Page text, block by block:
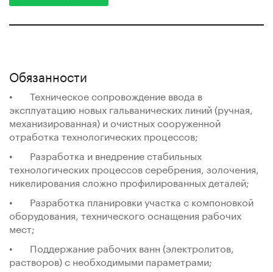
Обязанности
• Техническое сопровождение ввода в
эксплуатацию новых гальванических линий (ручная,
механизированная) и очистных сооруженной
отработка технологических процессов;
• Разработка и внедрение стабильных
технологических процессов серебрения, золочения,
никелирования сложно профилированных деталей;
• Разработка планировки участка с компоновкой
оборудования, технического оснащения рабочих
мест;
• Поддержание рабочих ванн (электролитов,
растворов) с необходимыми параметрами;